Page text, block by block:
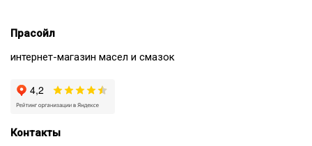
Прасойл
интернет-магазин масел и смазок
Контакты